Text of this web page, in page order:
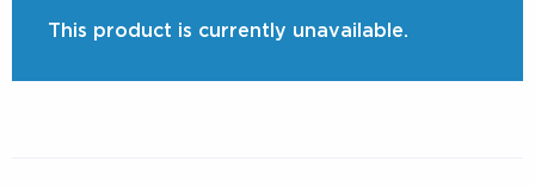
This product is currently unavailable.